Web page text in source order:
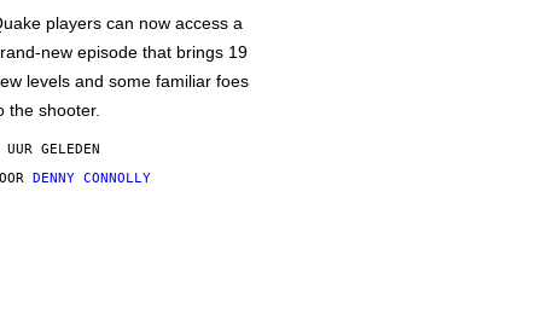
players can now access a
new episode that brings 19
levels and some familiar foes
the shooter.
GELEDEN
DENNY CONNOLLY